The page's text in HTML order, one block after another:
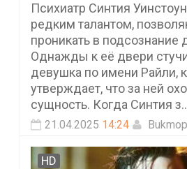
Психиатр Синтия
редким талантом,
проникать в подсознание
Однажды к её двери
девушка по имени Райли,
утверждает, что за ней
сущность. Когда Синтия
21.04.2025 14:24
HD